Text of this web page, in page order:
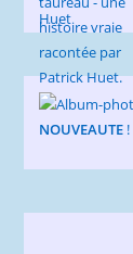
NOUVEAUTE !